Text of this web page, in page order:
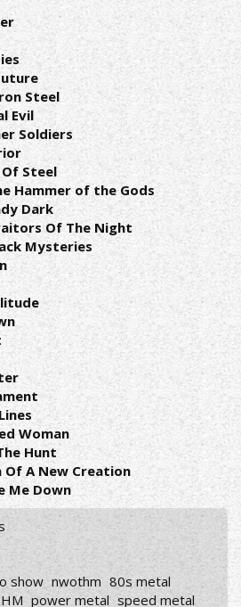
Steel
Evil
Soldiers
Steel
Hammer of the Gods
Dark
Of The Night
Mysteries
Woman
Hunt
Of A New Creation
Me Down
show nwothm 80s metal
power metal speed metal